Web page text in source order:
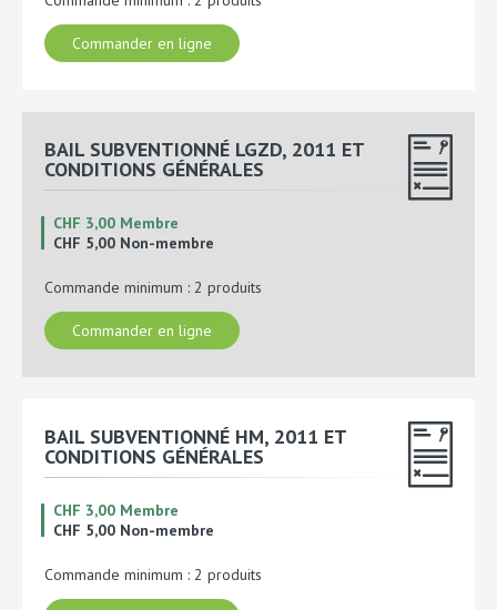
Commander en ligne
BAIL SUBVENTIONNÉ LGZD, 2011 ET
CONDITIONS GÉNÉRALES
CHF 3,00 Membre
CHF 5,00 Non-membre
Commande minimum : 2 produits
Commander en ligne
BAIL SUBVENTIONNÉ HM, 2011 ET
CONDITIONS GÉNÉRALES
CHF 3,00 Membre
CHF 5,00 Non-membre
Commande minimum : 2 produits